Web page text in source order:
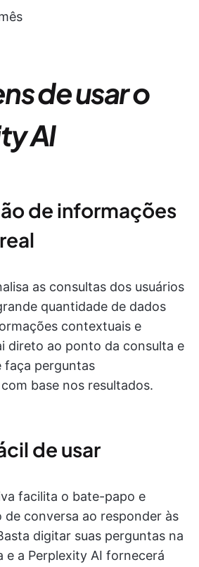
de usar o
AI
de informações
as consultas dos usuários
quantidade de dados
contextuais e
direto ao ponto da consulta e
faça perguntas
base nos resultados.
de usar
facilita o bate-papo e
de conversa ao responder às
digitar suas perguntas na
e a Perplexity AI fornecerá